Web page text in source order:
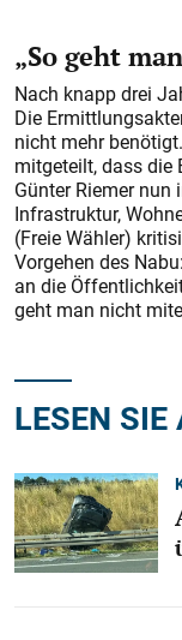
„So geht
Nach knapp drei
Die
nicht mehr
mitgeteilt, dass die
Günter Riemer
Infrastruktur,
(Freie Wähler)
Vorgehen des
an die
geht man nicht
LESEN SIE